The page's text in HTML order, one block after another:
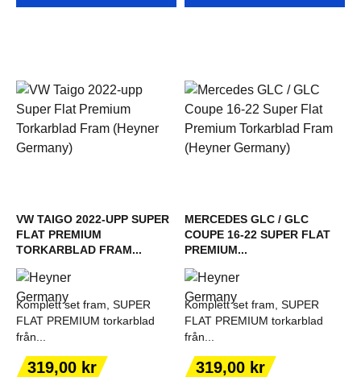
VW TAIGO 2022-UPP SUPER
FLAT PREMIUM
TORKARBLAD FRAM...
Komplett set fram, SUPER
FLAT PREMIUM torkarblad
från...
Pris
319,00 kr
MERCEDES GLC / GLC
COUPE 16-22 SUPER FLAT
PREMIUM...
Komplett set fram, SUPER
FLAT PREMIUM torkarblad
från...
Pris
319,00 kr